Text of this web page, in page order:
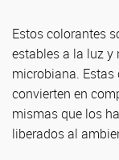
Estos colorantes
estables a la luz y
microbiana.
convierten en
mismas que los
liberados al